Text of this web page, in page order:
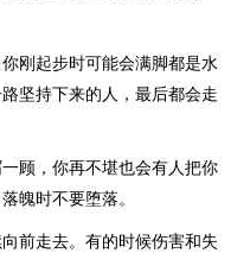
刚起步时可能会满脚都是水
坚持下来的人，最后都会走
顾，你再不堪也会有人把你
魄时不要堕落。
前走去。有的时候伤害和失